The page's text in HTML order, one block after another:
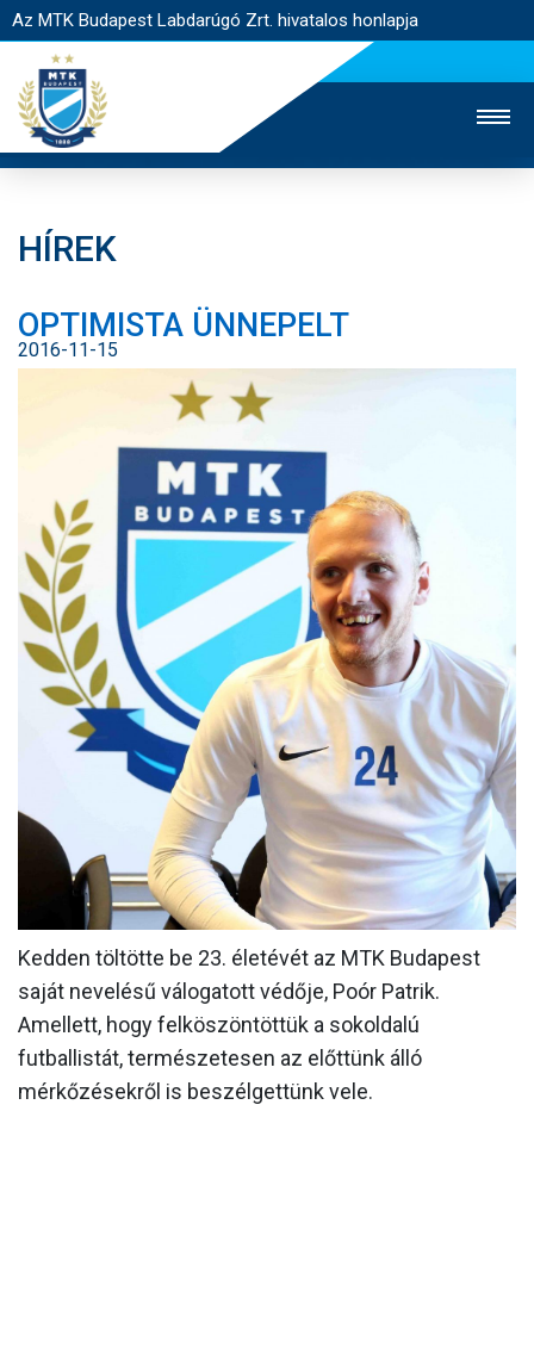
Az MTK Budapest Labdarúgó Zrt. hivatalos honlapja
JEGYÉRTÉKESÍTÉS
WEBSHOP
EGYESÜLET
KAPCSOLAT
NYITÓLAP
HÍREK
CSAPATOK
MÉRKŐZÉSEK
KLUB
GALÉRIA
SZURKOLÓI ÉLMÉNYEK
AKKREDITÁCIÓ
HÍREK
OPTIMISTA ÜNNEPELT
2016-11-15
Kedden töltötte be 23. életévét az MTK Budapest
saját nevelésű válogatott védője, Poór Patrik.
Amellett, hogy felköszöntöttük a sokoldalú
futballistát, természetesen az előttünk álló
mérkőzésekről is beszélgettünk vele.